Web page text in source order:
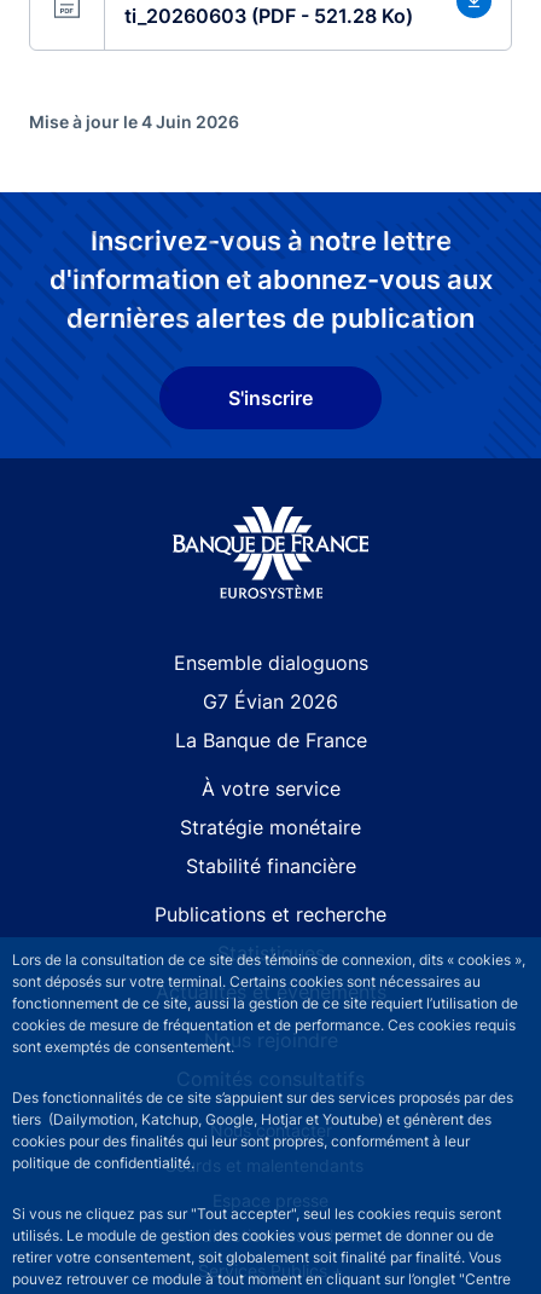
Lors de la consultation de ce site des témoins de connexion, dits « cookies »,
sont déposés sur votre terminal. Certains cookies sont nécessaires au
fonctionnement de ce site, aussi la gestion de ce site requiert l’utilisation de
cookies de mesure de fréquentation et de performance. Ces cookies requis
sont exemptés de consentement.
Des fonctionnalités de ce site s’appuient sur des services proposés par des
tiers (Dailymotion, Katchup, Google, Hotjar et Youtube) et génèrent des
cookies pour des finalités qui leur sont propres, conformément à leur
politique de confidentialité.
Si vous ne cliquez pas sur "Tout accepter", seul les cookies requis seront
utilisés. Le module de gestion des cookies vous permet de donner ou de
retirer votre consentement, soit globalement soit finalité par finalité. Vous
pouvez retrouver ce module à tout moment en cliquant sur l’onglet "Centre
ti_20260603 (PDF - 521.28 Ko)
Mise à jour le 4 Juin 2026
Inscrivez-vous à notre lettre
d'information et abonnez-vous aux
dernières alertes de publication
S'inscrire
Ensemble dialoguons
G7 Évian 2026
La Banque de France
À votre service
Stratégie monétaire
Stabilité financière
Publications et recherche
Statistiques
Actualités et événements
Nous rejoindre
Comités consultatifs
Footer secondary menuNous contacter
Sourds et malentendants
Espace presse
La direction des Achats
Services Publics +